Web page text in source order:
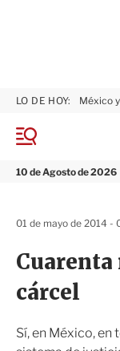
M
n
10 de Agosto de 2026
LO DE HOY: México
cárcel
Sí, en México, en
01 de mayo de 2014 -